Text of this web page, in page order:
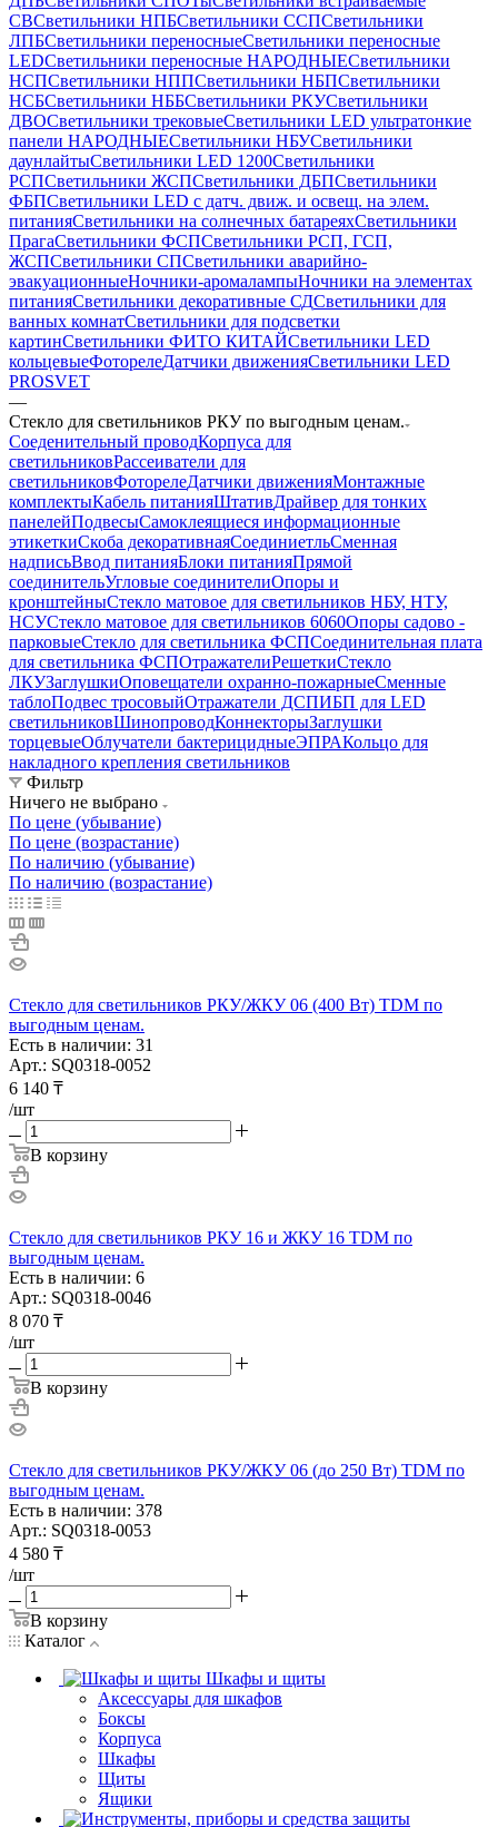
СВСветильники НПБСветильники ССПСветильники
ЛПБСветильники переносныеСветильники переносные
LEDСветильники переносные НАРОДНЫЕСветильники
НСПСветильники НППСветильники НБПСветильники
НСБСветильники НББСветильники РКУСветильники
ДВОСветильники трековыеСветильники LED ультратонкие
панели НАРОДНЫЕСветильники НБУСветильники
даунлайтыСветильники LED 1200Светильники
РСПСветильники ЖСПСветильники ДБПСветильники
ФБПСветильники LED с датч. движ. и освещ. на элем.
питанияСветильники на солнечных батареяхСветильники
ПрагаСветильники ФСПСветильники РСП, ГСП,
ЖСПСветильники СПСветильники аварийно-
эвакуационныеНочники-аромалампыНочники на элементах
питанияСветильники декоративные СДСветильники для
ванных комнатСветильники для подсветки
картинСветильники ФИТО КИТАЙСветильники LED
кольцевыеФоторелеДатчики движенияСветильники LED
PROSVET
—
Стекло для светильников РКУ по выгодным ценам.
Соеденительный проводКорпуса для
светильниковРассеиватели для
светильниковФоторелеДатчики движенияМонтажные
комплектыКабель питанияШтативДрайвер для тонких
панелейПодвесыСамоклеящиеся информационные
этикеткиСкоба декоративнаяСоединиетльСменная
надписьВвод питанияБлоки питанияПрямой
соединительУгловые соединителиОпоры и
кронштейныСтекло матовое для светильников НБУ, НТУ,
НСУСтекло матовое для светильников 6060Опоры садово -
парковыеСтекло для светильника ФСПСоединительная плата
для светильника ФСПОтражателиРешеткиСтекло
ЛКУЗаглушкиОповещатели охранно-пожарныеСменные
таблоПодвес тросовыйОтражатели ДСПИБП для LED
светильниковШинопроводКоннекторыЗаглушки
торцевыеОблучатели бактерицидныеЭПРАКольцо для
накладного крепления светильников
Фильтр
Ничего не выбрано
По цене (убывание)
По цене (возрастание)
По наличию (убывание)
По наличию (возрастание)
Стекло для светильников РКУ/ЖКУ 06 (400 Вт) TDM по
выгодным ценам.
Есть в наличии: 31
Арт.: SQ0318-0052
6 140 ₸
/шт
В корзину
Стекло для светильников РКУ 16 и ЖКУ 16 TDM по
выгодным ценам.
Есть в наличии: 6
Арт.: SQ0318-0046
8 070 ₸
/шт
В корзину
Стекло для светильников РКУ/ЖКУ 06 (до 250 Вт) TDM по
выгодным ценам.
Есть в наличии: 378
Арт.: SQ0318-0053
4 580 ₸
/шт
В корзину
Каталог
Шкафы и щиты
Аксессуары для шкафов
Боксы
Корпуса
Шкафы
Щиты
Ящики